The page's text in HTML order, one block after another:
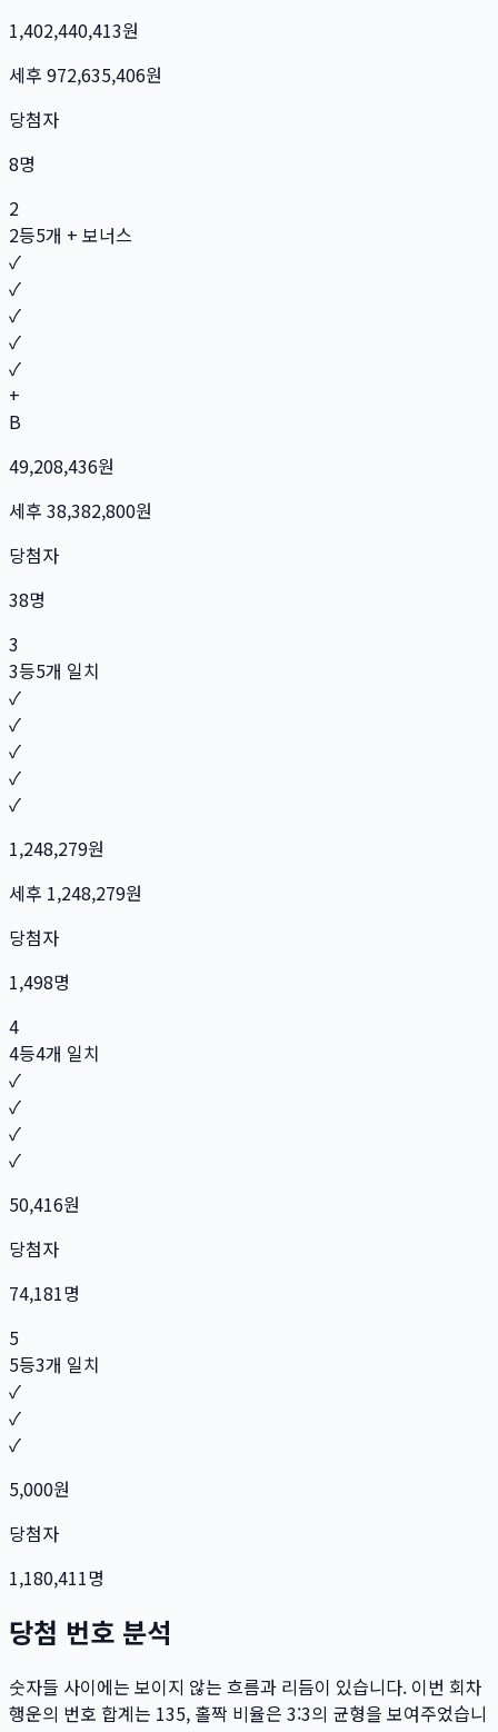
1,402,440,413원
세후 972,635,406원
당첨자
8명
2
2등5개 + 보너스
✓
✓
✓
✓
✓
+
B
49,208,436원
세후 38,382,800원
당첨자
38명
3
3등5개 일치
✓
✓
✓
✓
✓
1,248,279원
세후 1,248,279원
당첨자
1,498명
4
4등4개 일치
✓
✓
✓
✓
50,416원
당첨자
74,181명
5
5등3개 일치
✓
✓
✓
5,000원
당첨자
1,180,411명
당첨 번호 분석
숫자들 사이에는 보이지 않는 흐름과 리듬이 있습니다. 이번 회차
행운의 번호 합계는 135, 홀짝 비율은 3:3의 균형을 보여주었습니